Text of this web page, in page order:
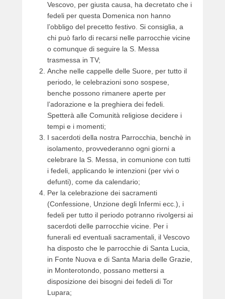
Vescovo, per giusta causa, ha decretato che i
fedeli per questa Domenica non hanno
l’obbligo del precetto festivo. Si consiglia, a
chi può farlo di recarsi nelle parrocchie vicine
o comunque di seguire la S. Messa
trasmessa in TV;
Anche nelle cappelle delle Suore, per tutto il
periodo, le celebrazioni sono sospese,
benche possono rimanere aperte per
l’adorazione e la preghiera dei fedeli.
Spetterà alle Comunità religiose decidere i
tempi e i momenti;
I sacerdoti della nostra Parrocchia, benchè in
isolamento, provvederanno ogni giorni a
celebrare la S. Messa, in comunione con tutti
i fedeli, applicando le intenzioni (per vivi o
defunti), come da calendario;
Per la celebrazione dei sacramenti
(Confessione, Unzione degli Infermi ecc.), i
fedeli per tutto il periodo potranno rivolgersi ai
sacerdoti delle parrocchie vicine. Per i
funerali ed eventuali sacramentali, il Vescovo
ha disposto che le parrocchie di Santa Lucia,
in Fonte Nuova e di Santa Maria delle Grazie,
in Monterotondo, possano mettersi a
disposizione dei bisogni dei fedeli di Tor
Lupara;